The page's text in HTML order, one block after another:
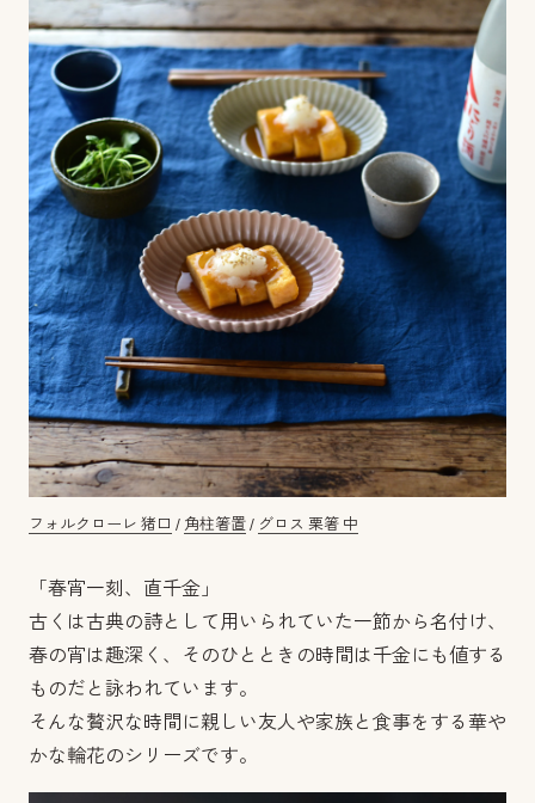
フォルクローレ 猪口 / 角柱箸置 / グロス 栗箸 中
「春宵一刻、直千金」
古くは古典の詩として用いられていた一節から名付け、
春の宵は趣深く、そのひとときの時間は千金にも値する
ものだと詠われています。
そんな贅沢な時間に親しい友人や家族と食事をする華や
かな輪花のシリーズです。